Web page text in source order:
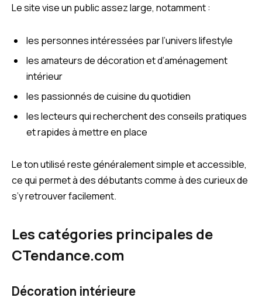
Le site vise un public assez large, notamment :
les personnes intéressées par l’univers lifestyle
les amateurs de décoration et d’aménagement
intérieur
les passionnés de cuisine du quotidien
les lecteurs qui recherchent des conseils pratiques
et rapides à mettre en place
Le ton utilisé reste généralement simple et accessible,
ce qui permet à des débutants comme à des curieux de
s’y retrouver facilement.
Les catégories principales de
CTendance.com
Décoration intérieure